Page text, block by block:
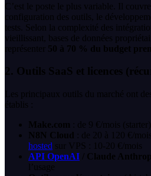
C’est le poste le plus variable. Il
configuration des outils, le
tests. Selon la complexité des
vieillissant, bases de données
représenter
50 à 70 % du budget
2. Outils SaaS et licences
Les principaux outils du marché ont
établis :
Make.com : de 9 €/mois
N8N Cloud : de 20 à 120 €/
hosted sur VPS : 10-20 €/mois
API OpenAI / Claude
l’usage